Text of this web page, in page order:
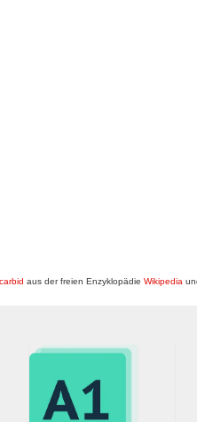
aus der freien Enzyklopädie Wikipedia